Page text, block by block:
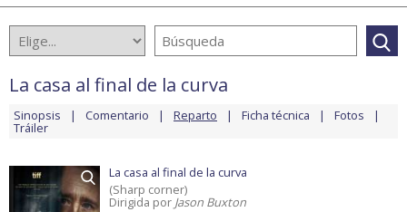
La casa al final de la curva
Sinopsis Comentario Reparto Ficha técnica Fotos
Tráiler
La casa al final de la curva
(Sharp corner)
Dirigida por Jason Buxton